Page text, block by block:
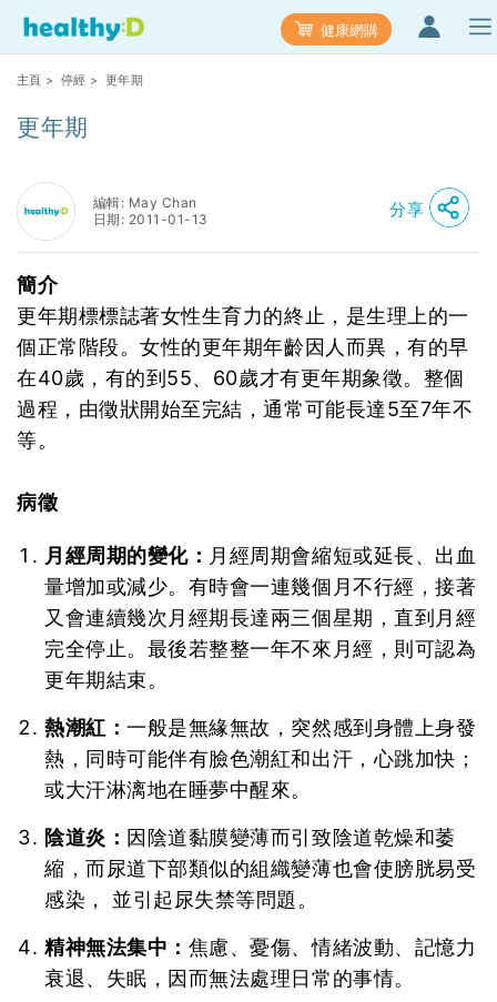
健康網購
主頁 > 停經 > 更年期
更年期
編輯: May Chan
日期: 2011-01-13
分享
簡介
更年期標標誌著女性生育力的終止，是生理上的一
個正常階段。女性的更年期年齡因人而異，有的早
在40歲，有的到55、60歲才有更年期象徵。整個
過程，由徵狀開始至完結，通常可能長達5至7年不
等。
病徵
月經周期的變化： 月經周期會縮短或延長、出血
量增加或減少。有時會一連幾個月不行經，接著
又會連續幾次月經期長達兩三個星期，直到月經
完全停止。最後若整整一年不來月經，則可認為
更年期結束。
熱潮紅：一般是無緣無故，突然感到身體上身發
熱，同時可能伴有臉色潮紅和出汗，心跳加快；
或大汗淋漓地在睡夢中醒來。
陰道炎： 因陰道黏膜變薄而引致陰道乾燥和萎
縮，而尿道下部類似的組織變薄也會使膀胱易受
感染， 並引起尿失禁等問題。
精神無法集中： 焦慮、憂傷、情緒波動、記憶力
衰退、失眠，因而無法處理日常的事情。